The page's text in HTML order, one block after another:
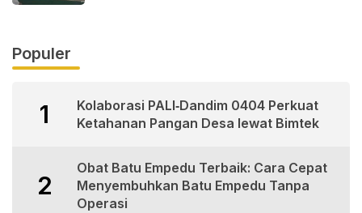
Populer
1
Kolaborasi PALI‑Dandim 0404 Perkuat
Ketahanan Pangan Desa lewat Bimtek
2
Obat Batu Empedu Terbaik: Cara Cepat
Menyembuhkan Batu Empedu Tanpa
Operasi